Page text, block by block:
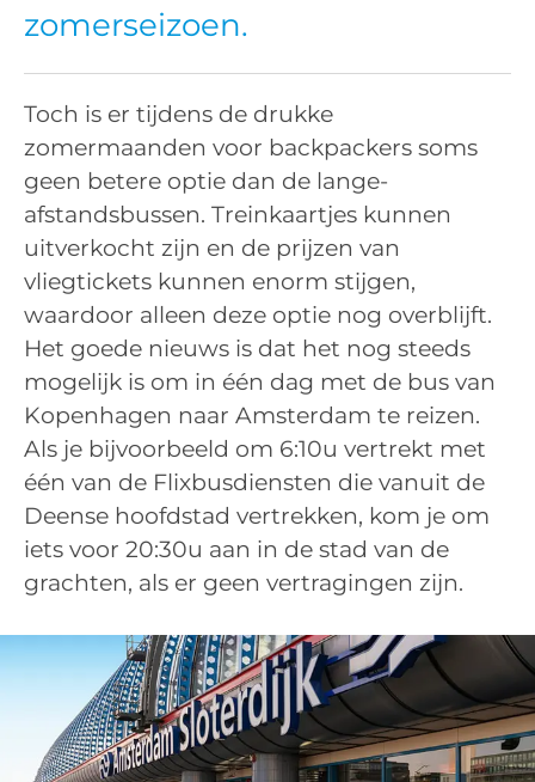
zomerseizoen.
Toch is er tijdens de drukke
zomermaanden voor backpackers soms
geen betere optie dan de lange-
afstandsbussen. Treinkaartjes kunnen
uitverkocht zijn en de prijzen van
vliegtickets kunnen enorm stijgen,
waardoor alleen deze optie nog overblijft.
Het goede nieuws is dat het nog steeds
mogelijk is om in één dag met de bus van
Kopenhagen naar Amsterdam te reizen.
Als je bijvoorbeeld om 6:10u vertrekt met
één van de Flixbusdiensten die vanuit de
Deense hoofdstad vertrekken, kom je om
iets voor 20:30u aan in de stad van de
grachten, als er geen vertragingen zijn.